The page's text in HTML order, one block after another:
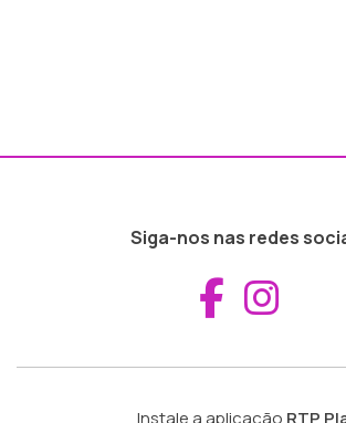
Siga-nos nas redes
Instale a aplicação RTP